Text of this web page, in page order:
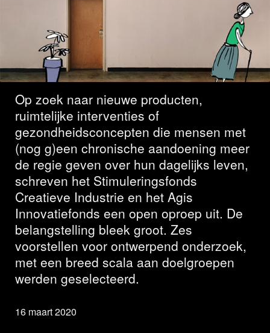
Chronisch Gezond – 6
projecten
geselecteerd
Op zoek naar nieuwe producten,
ruimtelijke interventies of
gezondheidsconcepten die mensen met
(nog g)een chronische aandoening meer
de regie geven over hun dagelijks leven,
schreven het Stimuleringsfonds
Creatieve Industrie en het Agis
Innovatiefonds een open oproep uit. De
belangstelling bleek groot. Zes
voorstellen voor ontwerpend onderzoek,
met een breed scala aan doelgroepen
werden geselecteerd.
16 maart 2020